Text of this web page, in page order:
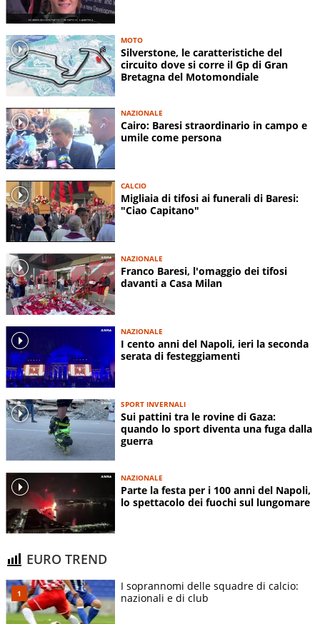
MOTO
Silverstone, le caratteristiche del
circuito dove si corre il Gp di Gran
Bretagna del Motomondiale
NAZIONALE
Cairo: Baresi straordinario in campo e
umile come persona
CALCIO
Migliaia di tifosi ai funerali di Baresi:
"Ciao Capitano"
NAZIONALE
Franco Baresi, l'omaggio dei tifosi
davanti a Casa Milan
NAZIONALE
I cento anni del Napoli, ieri la seconda
serata di festeggiamenti
SPORT INVERNALI
Sui pattini tra le rovine di Gaza:
quando lo sport diventa una fuga dalla
guerra
NAZIONALE
Parte la festa per i 100 anni del Napoli,
lo spettacolo dei fuochi sul lungomare
EURO TREND
I soprannomi delle squadre di calcio:
nazionali e di club